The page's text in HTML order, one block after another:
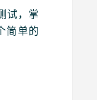
试，掌
简单的